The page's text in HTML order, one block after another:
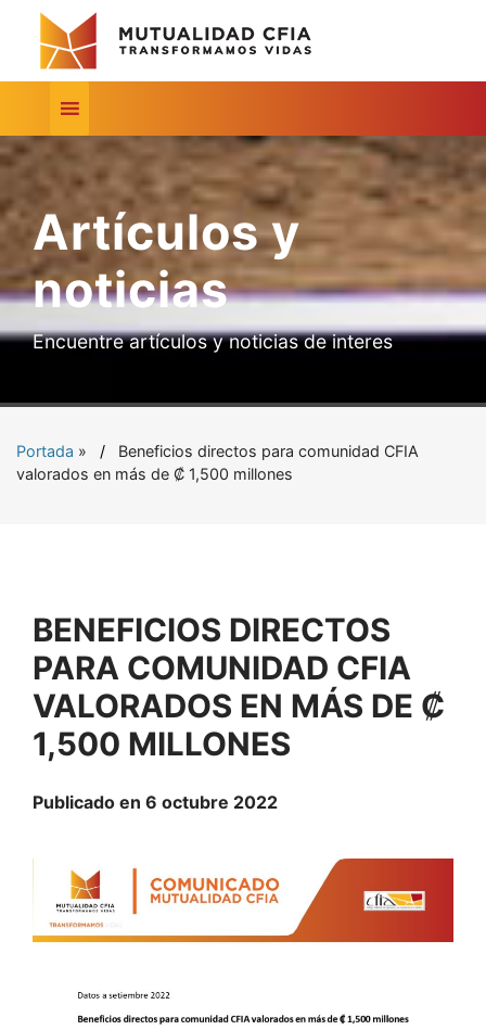
Artículos y
noticias
Encuentre artículos y noticias de interes
Portada »
Beneficios directos para comunidad CFIA
valorados en más de ₡ 1,500 millones
BENEFICIOS DIRECTOS
PARA COMUNIDAD CFIA
VALORADOS EN MÁS DE ₡
1,500 MILLONES
Publicado en 6 octubre 2022